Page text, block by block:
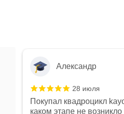
Александр
28 июля
Покупал квадроцикл
каком этапе не